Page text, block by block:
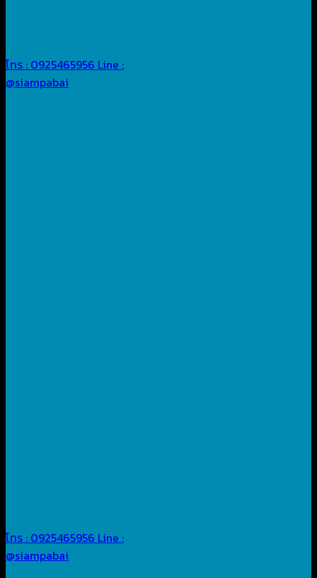
โทร : 0925465956 Line :
@siampabai
โทร : 0925465956 Line :
@siampabai